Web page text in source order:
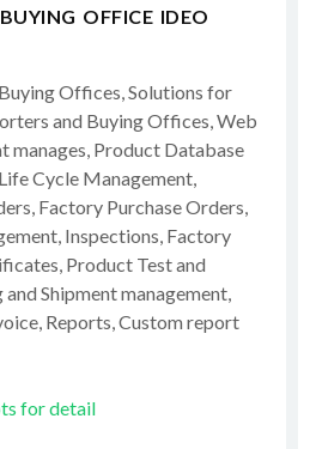
OFFICE IDEO
Offices, Solutions for
and Buying Offices, Web
manages, Product Database
Cycle Management,
Factory Purchase Orders,
Inspections, Factory
Product Test and
Shipment management,
Reports, Custom report
for detail